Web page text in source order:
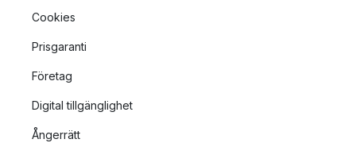
Cookies
Prisgaranti
Företag
Digital tillgänglighet
Ångerrätt